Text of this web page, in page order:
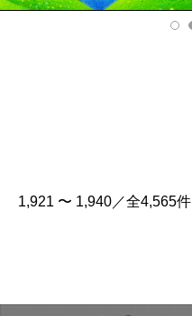
v
1,921 〜 1,940／全4,565件